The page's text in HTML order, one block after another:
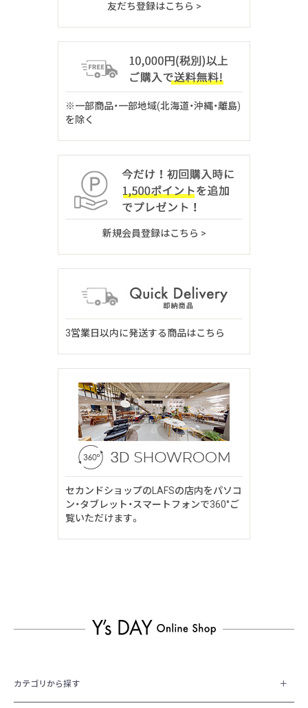
友だち登録はこちら >
※一部商品・一部地域(北海道・沖縄・離島)
を除く
新規会員登録はこちら >
3営業日以内に発送する商品はこちら
セカンドショップのLAFSの店内をパソコ
ン・タブレット・スマートフォンで360°ご
覧いただけます。
カテゴリから探す